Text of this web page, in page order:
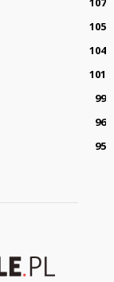
105
104
101
99
96
95